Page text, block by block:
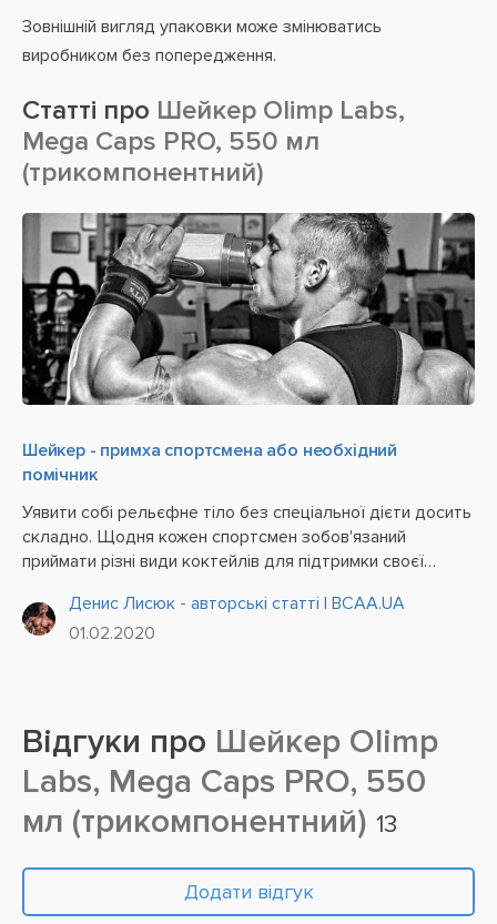
Зовнішній вигляд упаковки може змінюватись
виробником без попередження.
Статті про Шейкер Olimp Labs,
Mega Caps PRO, 550 мл
(трикомпонентний)
Шейкер - примха спортсмена або необхідний
помічник
Уявити собі рельєфне тіло без спеціальної дієти досить
складно. Щодня кожен спортсмен зобов'язаний
приймати різні види коктейлів для підтримки своєї
такої смакоти є шейкер .
Денис Лисюк - авторські статті | BCAA.UA
01.02.2020
Відгуки про Шейкер Olimp
Labs, Mega Caps PRO, 550
мл (трикомпонентний) 13
Додати відгук